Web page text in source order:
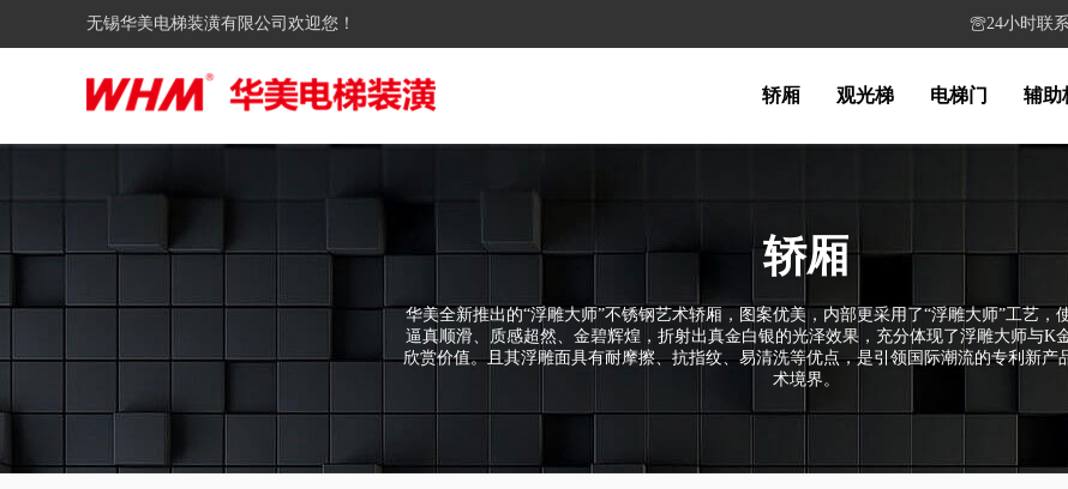
无锡华美电梯装潢有限公司欢迎您！ 24小时联
轿厢 观光梯 电梯门 辅助
轿厢
华美全新推出的“浮雕大师”不锈钢艺术轿厢，图案优美，内部更采用了“浮雕大师”工艺，
逼真顺滑、质感超然、金碧辉煌，折射出真金白银的光泽效果，充分体现了浮雕大师与K
欣赏价值。且其浮雕面具有耐摩擦、抗指纹、易清洗等优点，是引领国际潮流的专利新产
术境界。